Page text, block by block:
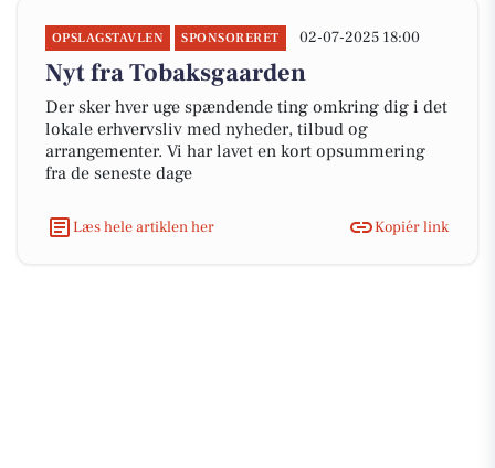
OPSLAGSTAVLEN SPONSORERET 02-07-2025 18:00
Nyt fra Tobaksgaarden
Der sker hver uge spændende ting omkring dig i det
lokale erhvervsliv med nyheder, tilbud og
arrangementer. Vi har lavet en kort opsummering
fra de seneste dage
Læs hele artiklen her Kopiér link